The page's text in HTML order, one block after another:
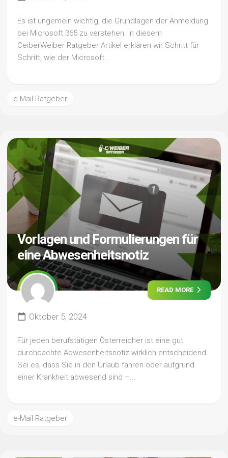
Es ist ungemein wichtig, die Grundlagen der Anmeldung
bei Microsoft 365 zu verstehen. In diesem
CeiberWeiber Ratgeber Artikel erklären wir Schritt für
Schritt, wie der Microsoft...
e-Mail Ratgeber
Vorlagen und Formulierungen für
eine Abwesenheitsnotiz
READ MORE
Oktober 5, 2024
Für jeden berufstätigen Österreicher ist eine gut
durchdachte Abwesenheitsnotiz wirklich entscheidend.
Sei es, dass Sie in den Urlaub fahren oder aufgrund
einer Krankheit abwesend sind –...
e-Mail Ratgeber